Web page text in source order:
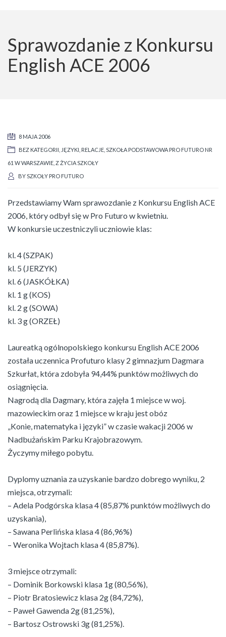
Sprawozdanie z Konkursu
English ACE 2006
8 MAJA 2006
BEZ KATEGORII JĘZYKI RELACJE SZKOŁA PODSTAWOWA PRO FUTURO NR
61 W WARSZAWIE Z ŻYCIA SZKOŁY
BYSZKOŁY PRO FUTURO
Przedstawiamy Wam sprawozdanie z Konkursu English ACE
2006, który odbył się w Pro Futuro w kwietniu.
W konkursie uczestniczyli uczniowie klas:
kl. 4 (SZPAK)
kl. 5 (JERZYK)
kl. 6 (JASKÓŁKA)
kl. 1 g (KOS)
kl. 2 g (SOWA)
kl. 3 g (ORZEŁ)
Laureatką ogólnopolskiego konkursu English ACE 2006
została uczennica Profuturo klasy 2 gimnazjum Dagmara
Szkurłat, która zdobyła 94,44% punktów możliwych do
osiągnięcia.
Nagrodą dla Dagmary, która zajęła 1 miejsce w woj.
mazowieckim oraz 1 miejsce w kraju jest obóz
„Konie, matematyka i języki” w czasie wakacji 2006 w
Nadbużańskim Parku Krajobrazowym.
Życzymy miłego pobytu.
Dyplomy uznania za uzyskanie bardzo dobrego wyniku, 2
miejsca, otrzymali:
– Adela Podgórska klasa 4 (85,87% punktów możliwych do
uzyskania),
– Sawana Perlińska klasa 4 (86,96%)
– Weronika Wojtach klasa 4 (85,87%).
3 miejsce otrzymali:
– Dominik Borkowski klasa 1g (80,56%),
– Piotr Bratosiewicz klasa 2g (84,72%),
– Paweł Gawenda 2g (81,25%),
– Bartosz Ostrowski 3g (81,25%).